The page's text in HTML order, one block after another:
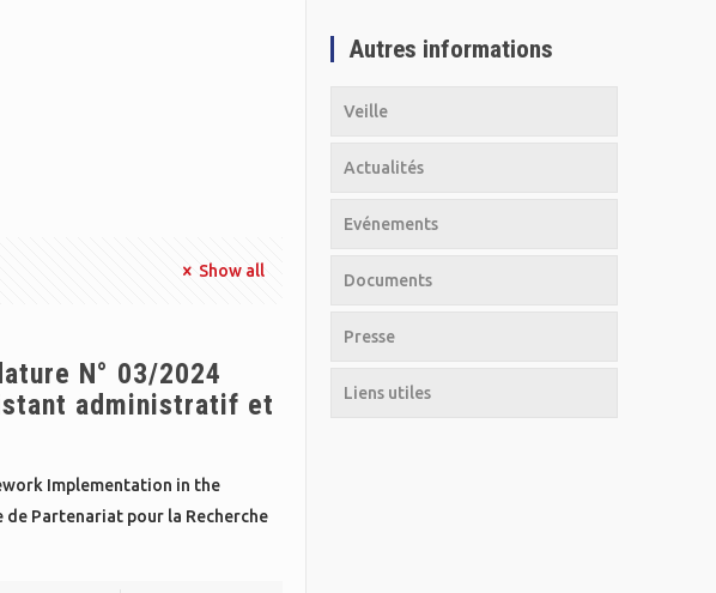
Show all
N° 03/2024
administratif et
Implementation in the
Partenariat pour la Recherche
Autres informations
Veille
Actualités
Evénements
Documents
Presse
Liens utiles